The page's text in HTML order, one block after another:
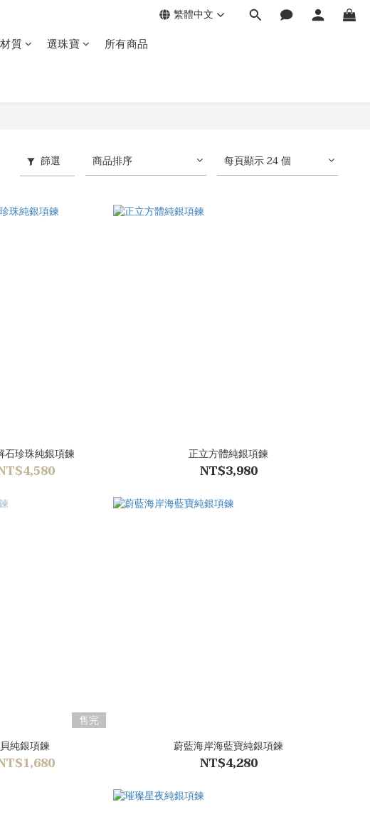
繁體中文
質 選珠寶
所有商品
篩選 商品排序 每頁顯示 24 個
石珍珠純銀項鍊 正立方體純銀項鍊
NT$3,980
售完
純銀項鍊 蔚藍海岸海藍寶純銀項鍊
NT$4,280